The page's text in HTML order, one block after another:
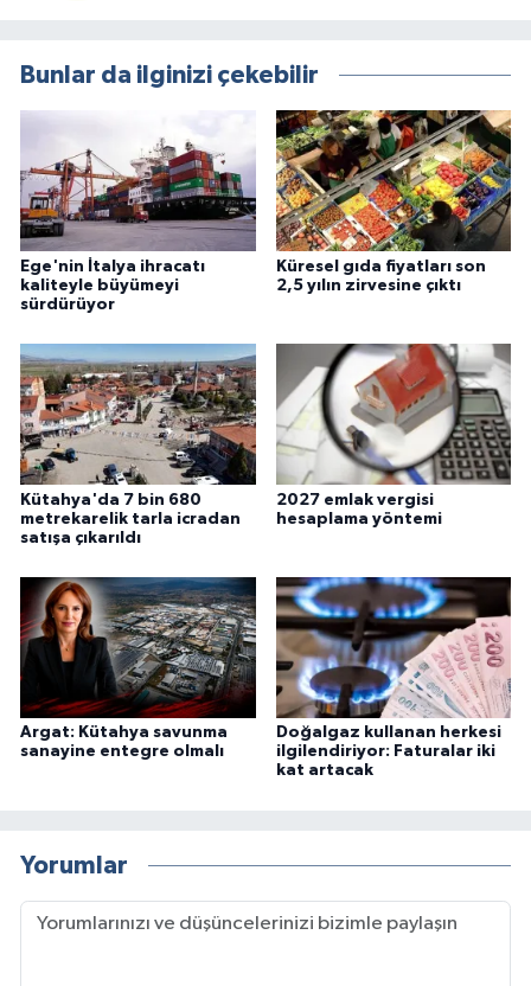
Bunlar da ilginizi çekebilir
Ege'nin İtalya ihracatı
kaliteyle büyümeyi
sürdürüyor
Küresel gıda fiyatları son
2,5 yılın zirvesine çıktı
Kütahya'da 7 bin 680
metrekarelik tarla icradan
satışa çıkarıldı
2027 emlak vergisi
hesaplama yöntemi
Argat: Kütahya savunma
sanayine entegre olmalı
Doğalgaz kullanan herkesi
ilgilendiriyor: Faturalar iki
kat artacak
Yorumlar